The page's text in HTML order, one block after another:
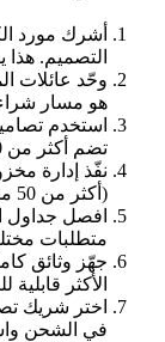
أشرك مورد
التصميم. هذا يوفر 4-6
وحّد عائلات
هو مسار
استخدم
تضم أكثر من 150 تصميم جاهز.
(أكثر من 50 مجموعة/شهر).
افصل جداول
متطلبات
جهّز وثائق
الأكثر قابلية
في الشحن